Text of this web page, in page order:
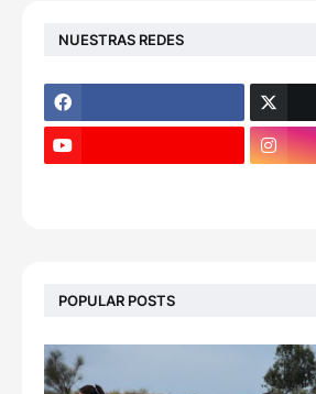
NUESTRAS REDES
POPULAR POSTS